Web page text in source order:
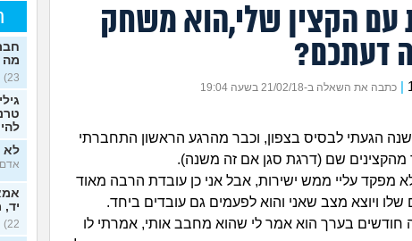
עם הקצין שלי,הוא משחק
דעתכם?
כתבה את השאלה ב-21/02/18 בשעה 19:04
הגעתי לבסיס בצפון, וכבר מהרגע הראשון התחברתי
מהקצינים שם (דרגת סגן אם זה משנה).
מפקד עליי ממש ישירות, אבל אני כן עובדת הרבה מאוד
שלו ויוצא מצב שאני והוא לפעמים גם עובדים ביחד.
חודשים בערך הוא אמר לי שהוא מחבב אותי, אמרתי לו
מה
23)
לא
אדם,
22)